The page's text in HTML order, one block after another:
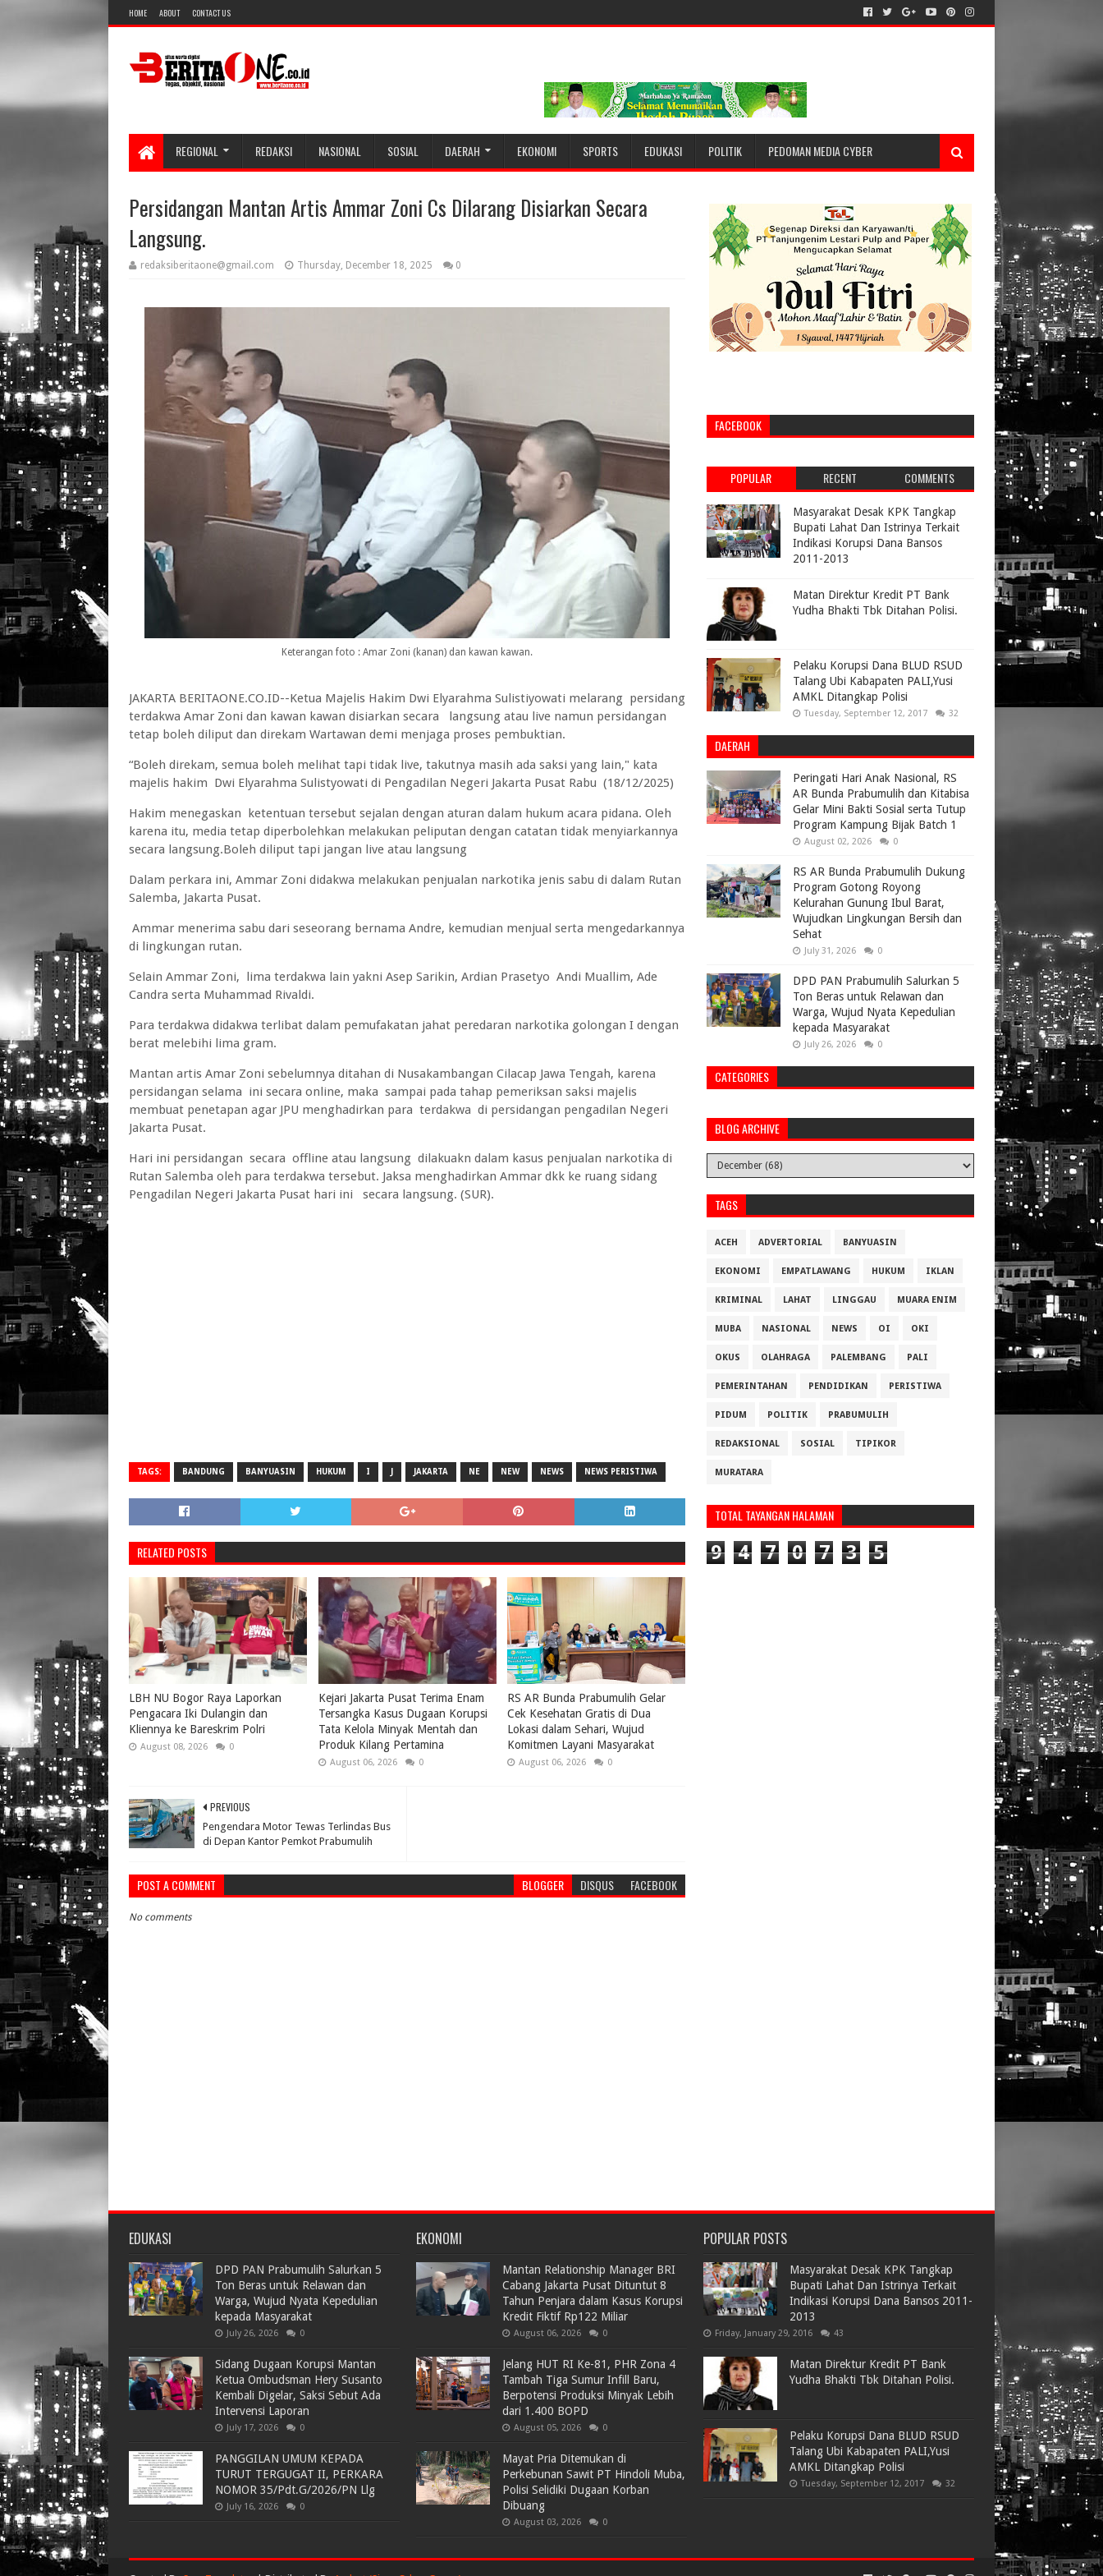
HOME ABOUT CONTACT US
REGIONAL REDAKSI NASIONAL SOSIAL DAERAH EKONOMI SPORTS EDUKASI POLITIK PEDOMAN MEDIA CYBER
Persidangan Mantan Artis Ammar Zoni Cs Dilarang Disiarkan Secara
Langsung.
redaksiberitaone@gmail.com Thursday, December 18, 2025 0
Keterangan foto : Amar Zoni (kanan) dan kawan kawan.
JAKARTA BERITAONE.CO.ID--Ketua Majelis Hakim Dwi Elyarahma Sulistiyowati melarang persidang
terdakwa Amar Zoni dan kawan kawan disiarkan secara langsung atau live namun persidangan
tetap boleh diliput dan direkam Wartawan demi menjaga proses pembuktian.
“Boleh direkam, semua boleh melihat tapi tidak live, takutnya masih ada saksi yang lain," kata
majelis hakim Dwi Elyarahma Sulistyowati di Pengadilan Negeri Jakarta Pusat Rabu (18/12/2025)
Hakim menegaskan ketentuan tersebut sejalan dengan aturan dalam hukum acara pidana. Oleh
karena itu, media tetap diperbolehkan melakukan peliputan dengan catatan tidak menyiarkannya
secara langsung.Boleh diliput tapi jangan live atau langsung
Dalam perkara ini, Ammar Zoni didakwa melakukan penjualan narkotika jenis sabu di dalam Rutan
Salemba, Jakarta Pusat.
Ammar menerima sabu dari seseorang bernama Andre, kemudian menjual serta mengedarkannya
di lingkungan rutan.
Selain Ammar Zoni, lima terdakwa lain yakni Asep Sarikin, Ardian Prasetyo Andi Muallim, Ade
Candra serta Muhammad Rivaldi.
Para terdakwa didakwa terlibat dalam pemufakatan jahat peredaran narkotika golongan I dengan
berat melebihi lima gram.
Mantan artis Amar Zoni sebelumnya ditahan di Nusakambangan Cilacap Jawa Tengah, karena
persidangan selama ini secara online, maka sampai pada tahap pemeriksan saksi majelis
membuat penetapan agar JPU menghadirkan para terdakwa di persidangan pengadilan Negeri
Jakarta Pusat.
Hari ini persidangan secara offline atau langsung dilakuakn dalam kasus penjualan narkotika di
Rutan Salemba oleh para terdakwa tersebut. Jaksa menghadirkan Ammar dkk ke ruang sidang
Pengadilan Negeri Jakarta Pusat hari ini secara langsung. (SUR).
TAGS: BANDUNG BANYUASIN HUKUM I JAKARTA NE NEW NEWS NEWS PERISTIWA
RELATED POSTS
LBH NU Bogor Raya Laporkan
Pengacara Iki Dulangin dan
Kliennya ke Bareskrim Polri
August 08, 2026 0
Kejari Jakarta Pusat Terima Enam
Tersangka Kasus Dugaan Korupsi
Tata Kelola Minyak Mentah dan
Produk Kilang Pertamina
August 06, 2026 0
RS AR Bunda Prabumulih Gelar
Cek Kesehatan Gratis di Dua
Lokasi dalam Sehari, Wujud
Komitmen Layani Masyarakat
August 06, 2026 0
PREVIOUS
Pengendara Motor Tewas Terlindas Bus
di Depan Kantor Pemkot Prabumulih
POST A COMMENT BLOGGER DISQUS FACEBOOK
No comments
FACEBOOK
POPULAR RECENT COMMENTS
Masyarakat Desak KPK Tangkap
Bupati Lahat Dan Istrinya Terkait
Indikasi Korupsi Dana Bansos
2011-2013
Matan Direktur Kredit PT Bank
Yudha Bhakti Tbk Ditahan Polisi.
Pelaku Korupsi Dana BLUD RSUD
Talang Ubi Kabapaten PALI,Yusi
AMKL Ditangkap Polisi
Tuesday, September 12, 2017 32
DAERAH
Peringati Hari Anak Nasional, RS
AR Bunda Prabumulih dan Kitabisa
Gelar Mini Bakti Sosial serta Tutup
Program Kampung Bijak Batch 1
August 02, 2026 0
RS AR Bunda Prabumulih Dukung
Program Gotong Royong
Kelurahan Gunung Ibul Barat,
Wujudkan Lingkungan Bersih dan
Sehat
July 31, 2026 0
DPD PAN Prabumulih Salurkan 5
Ton Beras untuk Relawan dan
Warga, Wujud Nyata Kepedulian
kepada Masyarakat
July 26, 2026 0
CATEGORIES
BLOG ARCHIVE
TAGS
ACEH ADVERTORIAL BANYUASIN
EKONOMI EMPATLAWANG HUKUM IKLAN
KRIMINAL LAHAT LINGGAU MUARA ENIM
MUBA NASIONAL NEWS OI OKI
OKUS OLAHRAGA PALEMBANG PALI
PEMERINTAHAN PENDIDIKAN PERISTIWA
PIDUM POLITIK PRABUMULIH
REDAKSIONAL SOSIAL TIPIKOR
MURATARA
TOTAL TAYANGAN HALAMAN
9 4 7 0 7 3 5
EDUKASI
DPD PAN Prabumulih Salurkan 5
Ton Beras untuk Relawan dan
Warga, Wujud Nyata Kepedulian
kepada Masyarakat
July 26, 2026 0
Sidang Dugaan Korupsi Mantan
Ketua Ombudsman Hery Susanto
Kembali Digelar, Saksi Sebut Ada
Intervensi Laporan
July 17, 2026 0
PANGGILAN UMUM KEPADA
TURUT TERGUGAT II, PERKARA
NOMOR 35/Pdt.G/2026/PN Llg
July 16, 2026 0
EKONOMI
Mantan Relationship Manager BRI
Cabang Jakarta Pusat Dituntut 8
Tahun Penjara dalam Kasus Korupsi
Kredit Fiktif Rp122 Miliar
August 06, 2026 0
Jelang HUT RI Ke-81, PHR Zona 4
Tambah Tiga Sumur Infill Baru,
Berpotensi Produksi Minyak Lebih
dari 1.400 BOPD
August 05, 2026 0
Mayat Pria Ditemukan di
Perkebunan Sawit PT Hindoli Muba,
Polisi Selidiki Dugaan Korban
Dibuang
August 03, 2026 0
POPULAR POSTS
Masyarakat Desak KPK Tangkap
Bupati Lahat Dan Istrinya Terkait
Indikasi Korupsi Dana Bansos 2011-
2013
Friday, January 29, 2016 43
Matan Direktur Kredit PT Bank
Yudha Bhakti Tbk Ditahan Polisi.
Pelaku Korupsi Dana BLUD RSUD
Talang Ubi Kabapaten PALI,Yusi
AMKL Ditangkap Polisi
Tuesday, September 12, 2017 32